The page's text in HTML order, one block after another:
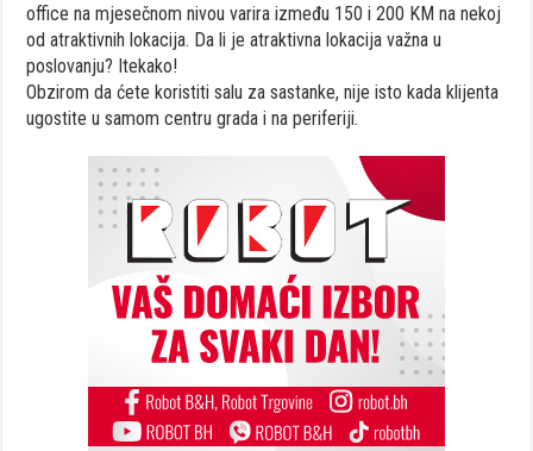
office na mjesečnom nivou varira između 150 i 200 KM na nekoj
od atraktivnih lokacija. Da li je atraktivna lokacija važna u
poslovanju? Itekako!
Obzirom da ćete koristiti salu za sastanke, nije isto kada klijenta
ugostite u samom centru grada i na periferiji.